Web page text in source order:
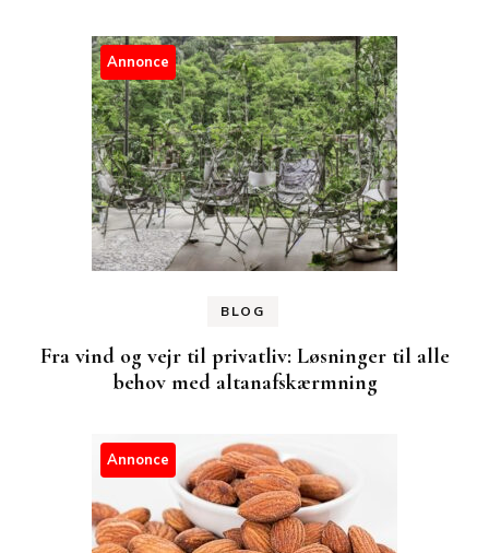
Annonce
BLOG
Fra vind og vejr til privatliv: Løsninger til alle
behov med altanafskærmning
Annonce